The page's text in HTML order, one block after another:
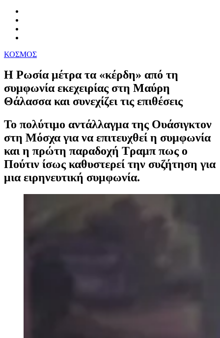
ΚΟΣΜΟΣ
Η Ρωσία μέτρα τα «κέρδη» από τη
συμφωνία εκεχειρίας στη Μαύρη
Θάλασσα και συνεχίζει τις επιθέσεις
Το πολύτιμο αντάλλαγμα της Ουάσιγκτον
στη Μόσχα για να επιτευχθεί η συμφωνία
και η πρώτη παραδοχή Τραμπ πως ο
Πούτιν ίσως καθυστερεί την συζήτηση για
μια ειρηνευτική συμφωνία.